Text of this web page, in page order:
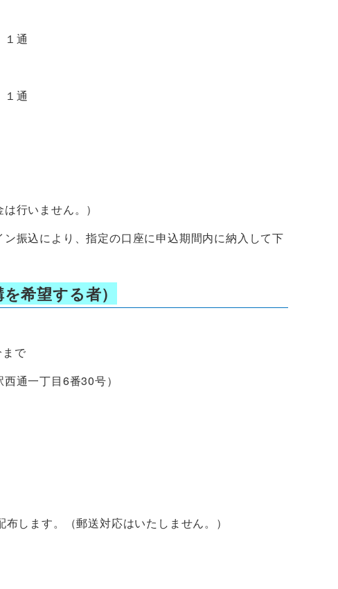
通
通
行いません。）
込により、指定の口座に申込期間内に納入して下
希望する者）
で
一丁目6番30号）
。（郵送対応はいたしません。）